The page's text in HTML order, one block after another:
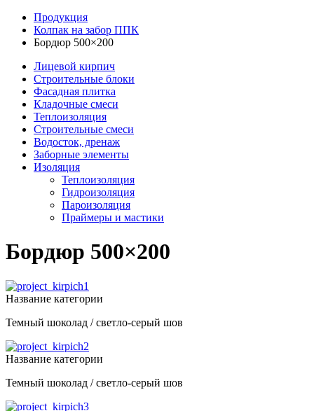
Продукция
Колпак на забор ППК
Бордюр 500×200
Лицевой кирпич
Строительные блоки
Фасадная плитка
Кладочные смеси
Теплоизоляция
Строительные смеси
Водосток, дренаж
Заборные элементы
Изоляция
Теплоизоляция
Гидроизоляция
Пароизоляция
Праймеры и мастики
Бордюр 500×200
Название категории
Темный шоколад / светло-серый шов
Название категории
Темный шоколад / светло-серый шов